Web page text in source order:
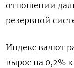
отношении
резервной
Индекс валют
вырос на 0,2%